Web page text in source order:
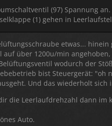
(97) Spannung
(1) gehen in
etwas...
über 1200u/min
wodurch der
bist Steuergerät:
Und das wiederholt sich
die Leerlaufdrehzahl dann
Auto.